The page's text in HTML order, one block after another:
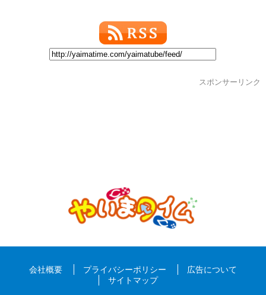
スポンサーリンク
会社概要 プライバシーポリシー
広告について
サイトマップ